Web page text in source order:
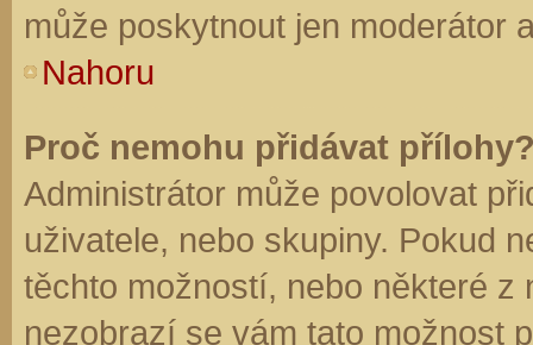
může poskytnout jen moderátor
Nahoru
Proč nemohu přidávat
Administrátor může povolovat
uživatele, nebo skupiny. Pokud
těchto možností, nebo některé z
nezobrazí se vám tato možnost